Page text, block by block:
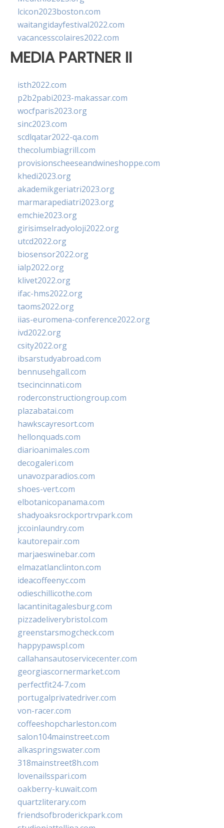
lcicon2023boston.com
waitangidayfestival2022.com
vacancesscolaires2022.com
MEDIA PARTNER II
isth2022.com
p2b2pabi2023-makassar.com
wocfparis2023.org
sinc2023.com
scdlqatar2022-qa.com
thecolumbiagrill.com
provisionscheeseandwineshoppe.com
khedi2023.org
akademikgeriatri2023.org
marmarapediatri2023.org
emchie2023.org
girisimselradyoloji2022.org
utcd2022.org
biosensor2022.org
ialp2022.org
klivet2022.org
ifac-hms2022.org
taoms2022.org
iias-euromena-conference2022.org
ivd2022.org
csity2022.org
ibsarstudyabroad.com
bennusehgall.com
tsecincinnati.com
roderconstructiongroup.com
plazabatai.com
hawkscayresort.com
hellonquads.com
diarioanimales.com
decogaleri.com
unavozparadios.com
shoes-vert.com
elbotanicopanama.com
shadyoaksrockportrvpark.com
jccoinlaundry.com
kautorepair.com
marjaeswinebar.com
elmazatlanclinton.com
ideacoffeenyc.com
odieschillicothe.com
lacantinitagalesburg.com
pizzadeliverybristol.com
greenstarsmogcheck.com
happypawspl.com
callahansautoservicecenter.com
georgiascornermarket.com
perfectfit24-7.com
portugalprivatedriver.com
von-racer.com
coffeeshopcharleston.com
salon104mainstreet.com
alkaspringswater.com
318mainstreet8h.com
lovenailsspari.com
oakberry-kuwait.com
quartzliterary.com
friendsofbroderickpark.com